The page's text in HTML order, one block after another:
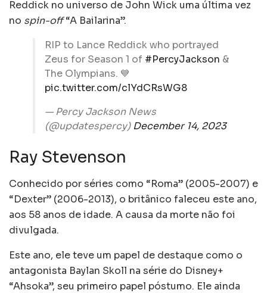
Reddick no universo de John Wick uma última vez
no spin-off“A Bailarina”.
RIP to Lance Reddick who portrayed
Zeus for Season 1 of #PercyJackson &
The Olympians. 💙
pic.twitter.com/clYdCRsWG8
— Percy Jackson News
(@updatespercy)December 14, 2023
Ray Stevenson
Conhecido por séries como “Roma” (2005-2007) e
“Dexter” (2006-2013), o britânico faleceu este ano,
aos 58 anos de idade. A causa da morte não foi
divulgada.
Este ano, ele teve um papel de destaque como o
antagonista Baylan Skoll na série do Disney+
“Ahsoka”, seu primeiro papel póstumo. Ele ainda